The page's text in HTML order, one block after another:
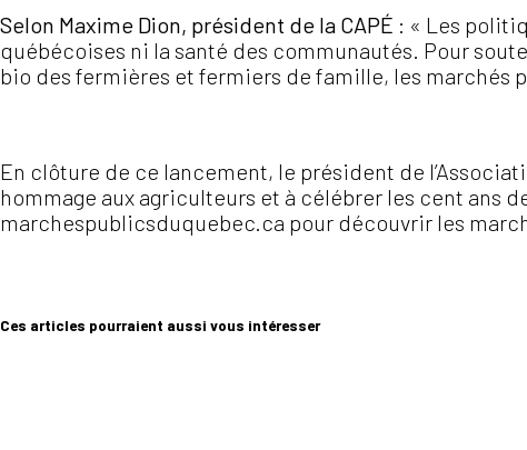
Selon Maxime Dion, président de la CAPÉ : « Les
québécoises ni la santé des communautés. Pour
bio des fermières et fermiers de famille, les marchés
En clôture de ce lancement, le président de
hommage aux agriculteurs et à célébrer les cent ans
marchespublicsduquebec.ca pour découvrir les
Ces articles pourraient aussi vous intéresser